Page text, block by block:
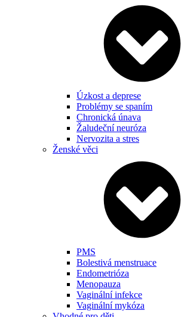
Úzkost a deprese
Problémy se spaním
Chronická únava
Žaludeční neuróza
Nervozita a stres
Ženské věci
PMS
Bolestivá menstruace
Endometrióza
Menopauza
Vaginální infekce
Vaginální mykóza